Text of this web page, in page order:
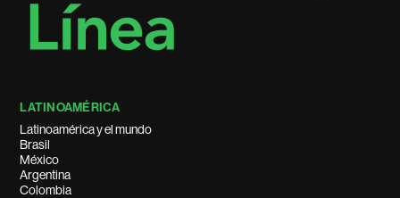
LATINOAMÉRICA
Latinoamérica y el mundo
Brasil
México
Argentina
Colombia